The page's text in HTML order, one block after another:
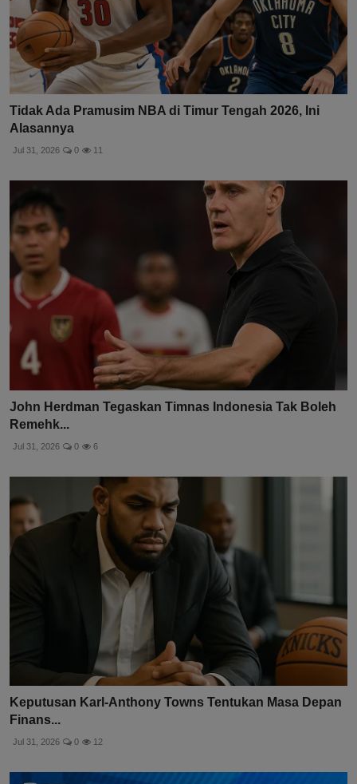
Tidak Ada Pramusim NBA di Timur Tengah 2026, Ini
Alasannya
Jul 31, 2026 0 11
John Herdman Tegaskan Timnas Indonesia Tak Boleh
Remehk...
Jul 31, 2026 0 6
Keputusan Karl-Anthony Towns Tentukan Masa Depan
Finans...
Jul 31, 2026 0 12